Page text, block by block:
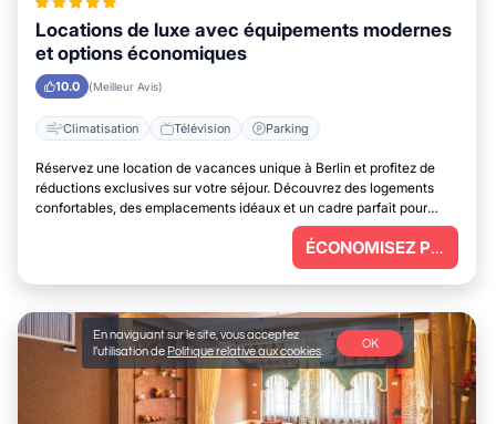
Locations de luxe avec équipements modernes
et options économiques
10.0 (Meilleur Avis)
Climatisation Télévision Parking
Réservez une location de vacances unique à Berlin et profitez de
réductions exclusives sur votre séjour. Découvrez des logements
confortables, des emplacements idéaux et un cadre parfait pour
ÉCONOMISEZ PLUS
En naviguant sur le site, vous acceptez
l'utilisation de Politique relative aux cookies
OK